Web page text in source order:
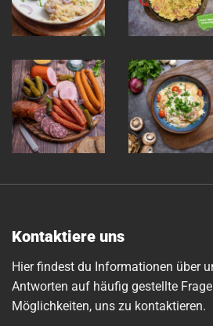
Kontaktiere uns
Hier findest du Informationen über
Antworten auf häufig gestellte
Möglichkeiten, uns zu kontaktieren.